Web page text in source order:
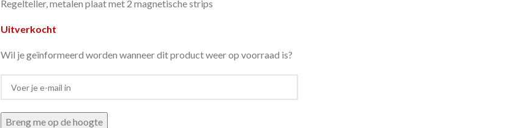
Regelteller, metalen plaat met 2 magnetische strips
Uitverkocht
Wil je geïnformeerd worden wanneer dit product weer op voorraad is?
Breng me op de hoogte